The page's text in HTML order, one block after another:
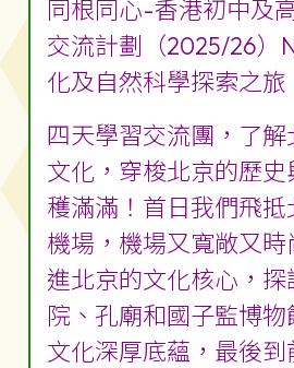
同根同心-香港初中及
交流計劃（2025/26）
化及自然科學探索之旅
四天學習交流團，了
文化，穿梭北京的歷
穫滿滿！首日我們飛
機場，機場又寬敞又
進北京的文化核心，探
院、孔廟和國子監博
文化深厚底蘊，最後